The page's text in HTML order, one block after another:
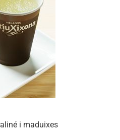
i maduixes